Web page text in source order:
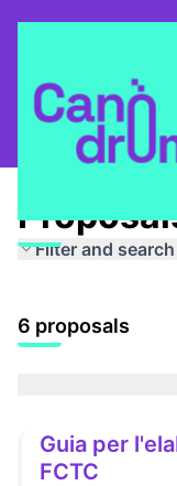
Espais segurs
Filter and search
6 proposals
Guia per
FCTC